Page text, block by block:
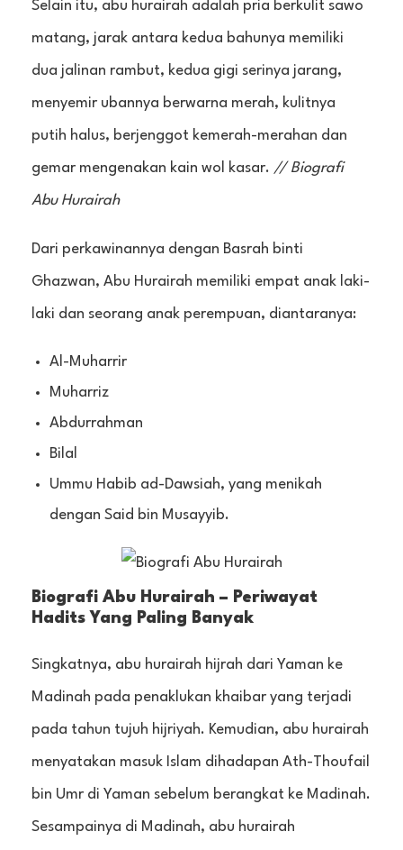
Selain itu, abu hurairah adalah pria berkulit sawo
matang, jarak antara kedua bahunya memiliki
dua jalinan rambut, kedua gigi serinya jarang,
menyemir ubannya berwarna merah, kulitnya
putih halus, berjenggot kemerah-merahan dan
gemar mengenakan kain wol kasar. // Biografi
Abu Hurairah
Dari perkawinannya dengan Basrah binti
Ghazwan, Abu Hurairah memiliki empat anak laki-
laki dan seorang anak perempuan, diantaranya:
Al-Muharrir
Muharriz
Abdurrahman
Bilal
Ummu Habib ad-Dawsiah, yang menikah
dengan Said bin Musayyib.
Biografi Abu Hurairah – Periwayat
Hadits Yang Paling Banyak
Singkatnya, abu hurairah hijrah dari Yaman ke
Madinah pada penaklukan khaibar yang terjadi
pada tahun tujuh hijriyah. Kemudian, abu hurairah
menyatakan masuk Islam dihadapan Ath-Thoufail
bin Umr di Yaman sebelum berangkat ke Madinah.
Sesampainya di Madinah, abu hurairah